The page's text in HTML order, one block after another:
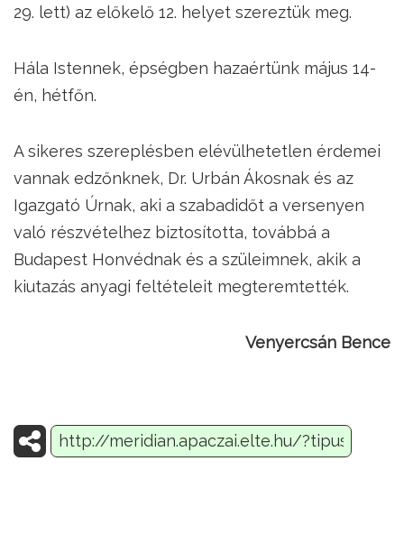
29. lett) az előkelő 12. helyet szereztük meg.
Hála Istennek, épségben hazaértünk május 14-
én, hétfőn.
A sikeres szereplésben elévülhetetlen érdemei
vannak edzőnknek, Dr. Urbán Ákosnak és az
Igazgató Úrnak, aki a szabadidőt a versenyen
való részvételhez biztosította, továbbá a
Budapest Honvédnak és a szüleimnek, akik a
kiutazás anyagi feltételeit megteremtették.
Venyercsán Bence